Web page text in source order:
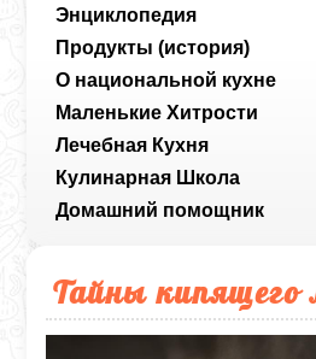
Энциклопедия
Продукты (история)
О национальной кухне
Маленькие Хитрости
Лечебная Кухня
Кулинарная Школа
Домашний помощник
Тайны кипящего